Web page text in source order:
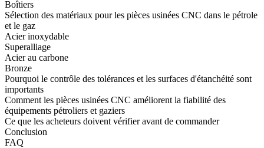
Boîtiers
Sélection des matériaux pour les pièces usinées CNC dans le pétrole
et le gaz
Acier inoxydable
Superalliage
Acier au carbone
Bronze
Pourquoi le contrôle des tolérances et les surfaces d'étanchéité sont
importants
Comment les pièces usinées CNC améliorent la fiabilité des
équipements pétroliers et gaziers
Ce que les acheteurs doivent vérifier avant de commander
Conclusion
FAQ